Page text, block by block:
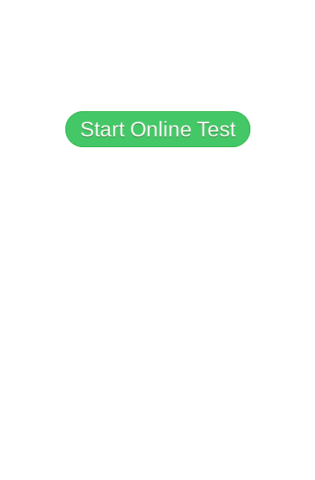
Start Online Test